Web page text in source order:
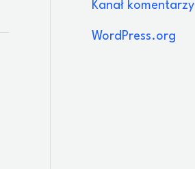
Kanał komentarzy
WordPress.org